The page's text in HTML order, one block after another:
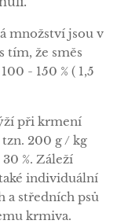
množství jsou v
tím, že směs
- 150 % ( 1,5
při krmení
200 g / kg
%. Záleží
individuální
a středních psů
krmiva.